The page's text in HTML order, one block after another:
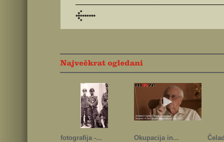
fotografija -... Okupacija in...